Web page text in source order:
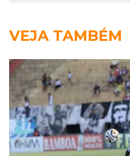
VEJA TAMBÉM